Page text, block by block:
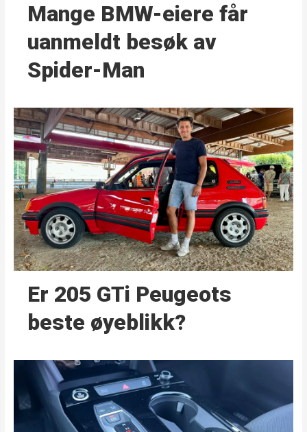
Mange BMW-eiere får
uanmeldt besøk av
Spider-Man
Er 205 GTi Peugeots
beste øyeblikk?